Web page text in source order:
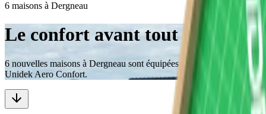
6 maisons à Dergneau
Le confort avant tout
6 nouvelles maisons à Dergneau sont équipées d'éléments de toiture
Unidek Aero Confort.